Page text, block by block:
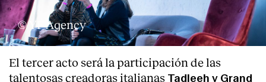
© YF Agency
El tercer acto será la participación de las
talentosas creadoras italianas Tadleeh y Grand